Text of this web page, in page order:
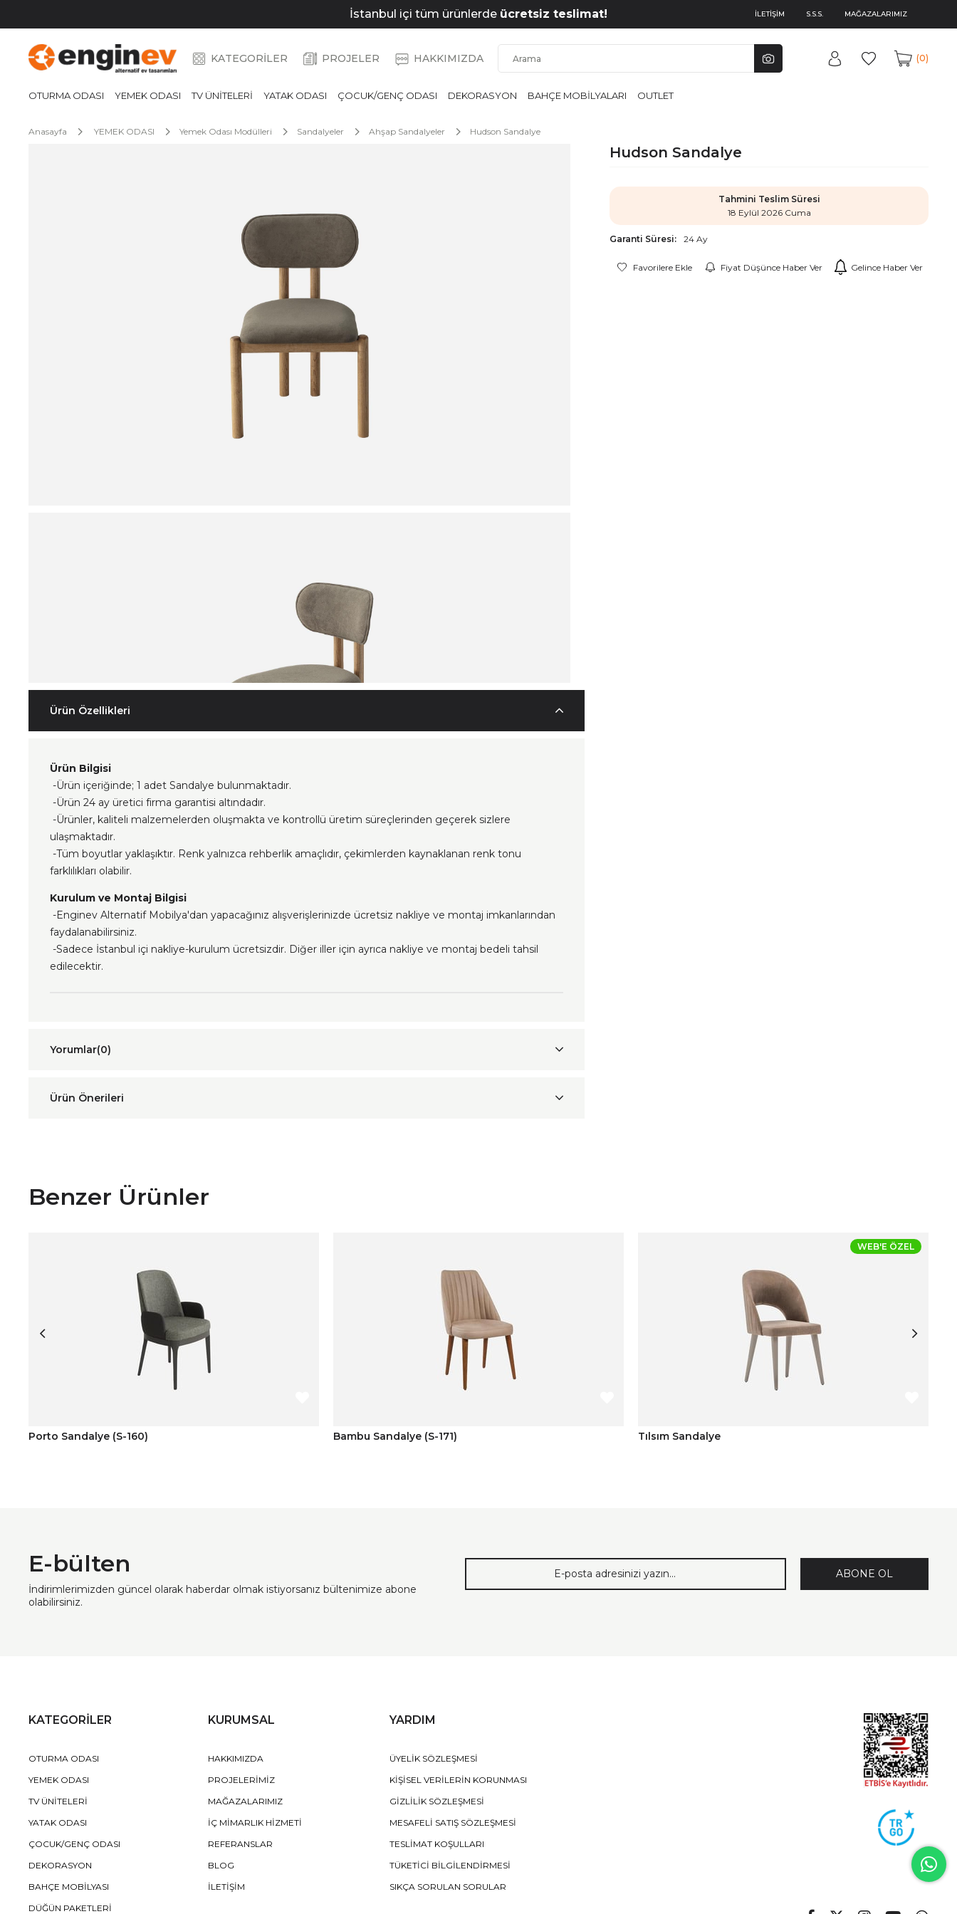
İstanbul içi tüm ürünlerde ücretsiz teslimat! İLETİŞİM S.S.S. MAĞAZALARIMIZ
KATEGORİLER PROJELER HAKKIMIZDA 0
OTURMA ODASI YEMEK ODASI TV ÜNİTELERİ YATAK ODASI ÇOCUK/GENÇ ODASI DEKORASYON BAHÇE MOBİLYALARI OUTLET
Anasayfa YEMEK ODASI Yemek Odası Modülleri Sandalyeler Ahşap Sandalyeler Hudson Sandalye
Hudson Sandalye
Tahmini Teslim Süresi
18 Eylül 2026 Cuma
Garanti Süresi: 24 Ay
Favorilere Ekle Fiyat Düşünce Haber Ver Gelince Haber Ver
Ürün Özellikleri
Ürün Bilgisi
-Ürün içeriğinde; 1 adet Sandalye bulunmaktadır.
-Ürün 24 ay üretici firma garantisi altındadır.
-Ürünler, kaliteli malzemelerden oluşmakta ve kontrollü üretim süreçlerinden geçerek sizlere
ulaşmaktadır.
-Tüm boyutlar yaklaşıktır. Renk yalnızca rehberlik amaçlıdır, çekimlerden kaynaklanan renk tonu
farklılıkları olabilir.
Kurulum ve Montaj Bilgisi
-Enginev Alternatif Mobilya'dan yapacağınız alışverişlerinizde ücretsiz nakliye ve montaj imkanlarından
faydalanabilirsiniz.
-Sadece İstanbul içi nakliye-kurulum ücretsizdir. Diğer iller için ayrıca nakliye ve montaj bedeli tahsil
edilecektir.
Yorumlar(0)
Ürün Önerileri
Benzer Ürünler
Porto Sandalye (S-160) Bambu Sandalye (S-171) Tılsım Sandalye
WEB'E ÖZEL
E-bülten
İndirimlerimizden güncel olarak haberdar olmak istiyorsanız bültenimize abone
olabilirsiniz.
ABONE OL
KATEGORİLER
OTURMA ODASI
YEMEK ODASI
TV ÜNİTELERİ
YATAK ODASI
ÇOCUK/GENÇ ODASI
DEKORASYON
BAHÇE MOBİLYASI
DÜĞÜN PAKETLERİ
KURUMSAL
HAKKIMIZDA
PROJELERİMİZ
MAĞAZALARIMIZ
İÇ MİMARLIK HİZMETİ
REFERANSLAR
BLOG
İLETİŞİM
YARDIM
ÜYELİK SÖZLEŞMESİ
KİŞİSEL VERİLERİN KORUNMASI
GİZLİLİK SÖZLEŞMESİ
MESAFELİ SATIŞ SÖZLEŞMESİ
TESLİMAT KOŞULLARI
TÜKETİCİ BİLGİLENDİRMESİ
SIKÇA SORULAN SORULAR